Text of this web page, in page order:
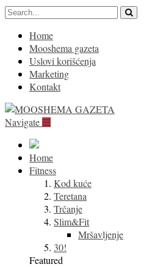
Home
Mooshema gazeta
Uslovi korišćenja
Marketing
Kontakt
Navigate
Home
Fitness
Kod kuće
Teretana
Trčanje
Slim&Fit
Mršavljenje
30!
Featured